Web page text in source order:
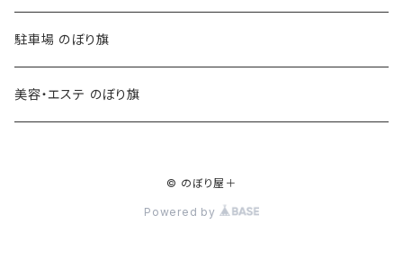
駐車場 のぼり旗
美容・エステ のぼり旗
© のぼり屋＋
Powered by